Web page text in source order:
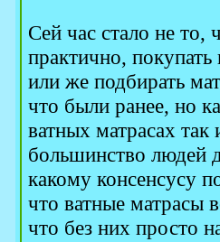
Сей час стало не
практично,
или же подбирать
что были ранее, но
ватных матрасах
большинство людей
какому консенсусу
что ватные матрасы
что без них просто